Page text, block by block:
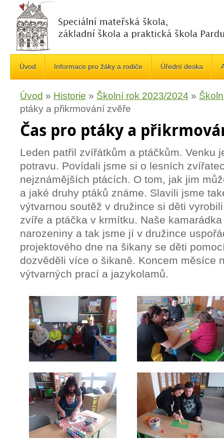
Úvod Informace pro žáky a rodiče Úřední deska
Úvod » Historie » Školní rok 2023/2024 »
ptáky a přikrmování zvěře
Čas pro ptáky a
Leden patřil zvířátkům a ptáčkům. Venku
potravu. Povídali jsme si o lesních
nejznámějších ptácích. O tom, jak jim
a jaké druhy ptáků známe. Slavili jsme
výtvarnou soutěž v družince si děti
zvíře a ptáčka v krmítku. Naše
narozeniny a tak jsme jí v družince
projektového dne na šikany se děti
dozvěděli více o šikaně. Koncem měsíce
výtvarných prací a jazykolamů.